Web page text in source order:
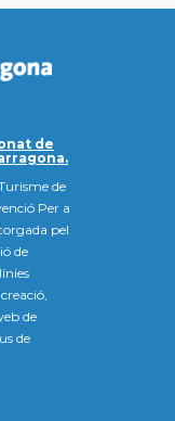
de
de
Per a
pel
de
de
de